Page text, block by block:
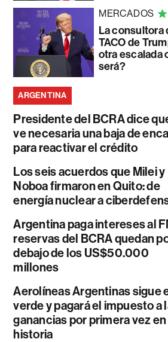
MERCADOS
La consultora
TACO de
otra escalada
será?
ARGENTINA
Presidente del BCRA dice
ve necesaria una baja de
para reactivar el crédito
Los seis acuerdos que Milei y
Noboa firmaron en Quito: de
energía nuclear a
Argentina paga intereses al
reservas del BCRA quedan
debajo de los US$50.000
millones
Aerolíneas Argentinas sigue
verde y pagará el impuesto a
ganancias por primera vez en
historia